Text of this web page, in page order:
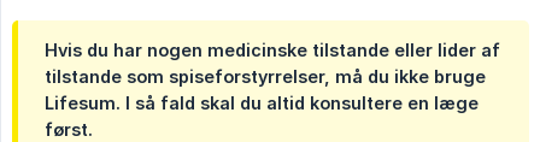
Hvis du har nogen medicinske tilstande eller lider af
tilstande som spiseforstyrrelser, må du ikke bruge
Lifesum. I så fald skal du altid konsultere en læge
først.